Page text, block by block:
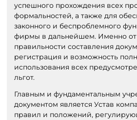
успешного прохождения всех
формальностей, а также для
законного и беспроблемного
фирмы в дальнейшем. Именно от
правильности составления
регистрация и возможность
использования всех
льгот.
Главным и фундаментальным
документом является Устав
правил и положений,